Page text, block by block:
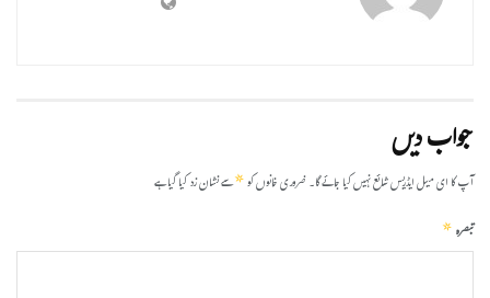
جواب دیں
آپ کا ای میل ایڈریس شائع نہیں کیا جائے گا۔ضروری خانوں کو*سے نشان زد کیا گیا ہے
تبصرہ*